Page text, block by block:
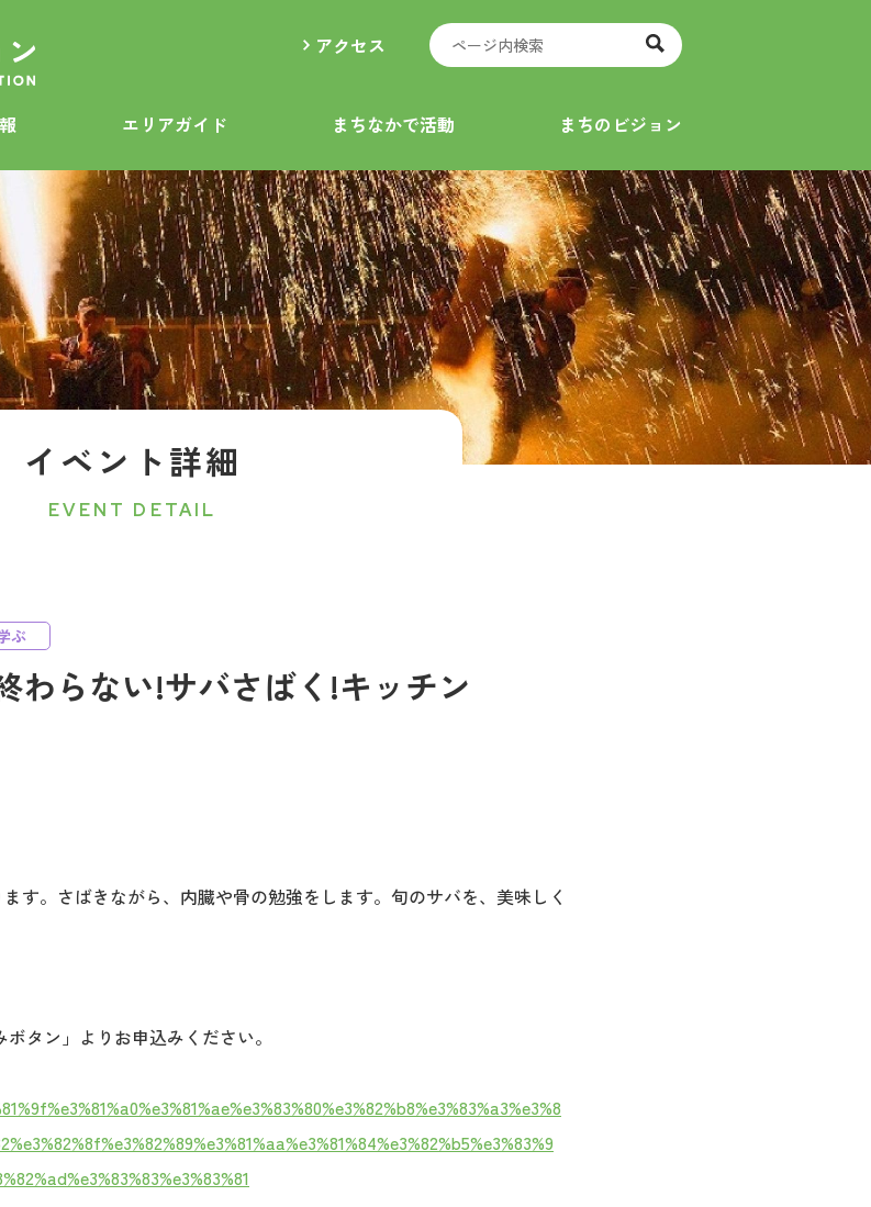
アクセス
エリアガイド まちなかで活動 まちのビジョン
イベント詳細
EVENT DETAIL
わらない!サバさばく!キッチン
ぶ
す。さばきながら、内臓や骨の勉強をします。旬のサバを、美味しく
タン」よりお申込みください。